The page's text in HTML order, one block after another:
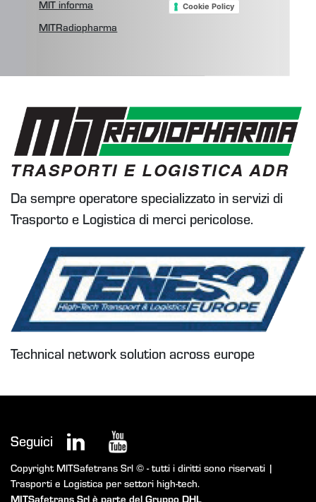
MIT informa
MITRadiopharma
Cookie Policy
Da sempre operatore specializzato in servizi di
Trasporto e Logistica di merci pericolose.
Technical network solution across europe
Seguici
Copyright MITSafetrans Srl © - tutti i diritti sono riservati |
Trasporti e Logistica per settori high-tech.